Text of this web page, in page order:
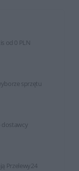
od 0 PLN
sprzętu
dostawcy
Przelewy24